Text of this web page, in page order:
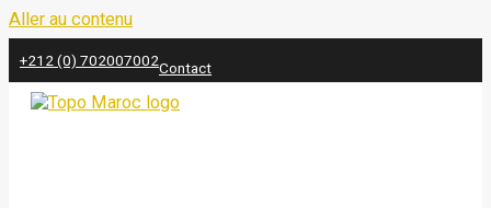
Aller au contenu
+212 (0) 702007002Contact